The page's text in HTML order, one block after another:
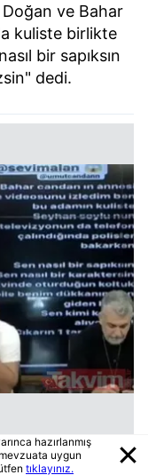
Doğan ve Bahar
kuliste birlikte
bir sapıksın
dedi.
yağdırdı.
hazırlanmış
uygun
tıklayınız.